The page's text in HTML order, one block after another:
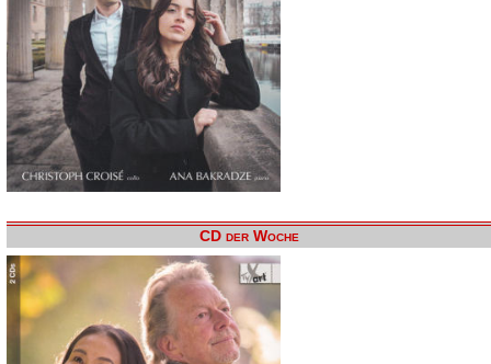
CD der Woche